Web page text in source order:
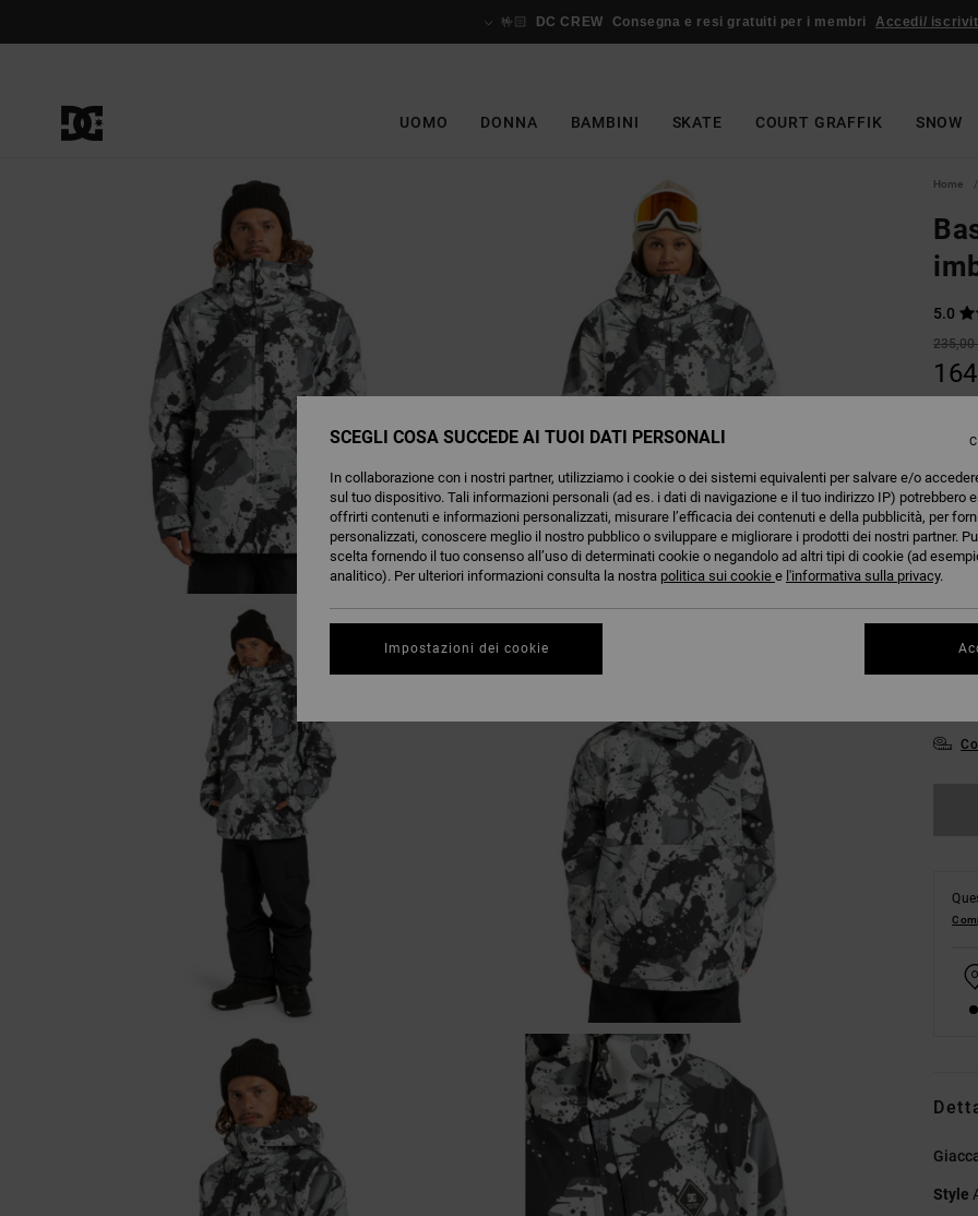
🤟🏻 DC CREW Consegna e resi gratuiti per i membri Accedi/
UOMO DONNA BAMBINI SKATE COURT GRAFFIK SNOW
Home
5.0
235,00
Colori
Style
SCEGLI COSA SUCCEDE AI TUOI DATI PERSONALI
In collaborazione con i nostri partner, utilizziamo i cookie o dei sistemi equivalenti per salvare e/o
sul tuo dispositivo. Tali informazioni personali (ad es. i dati di navigazione e il tuo indirizzo IP) potrebbero
offrirti contenuti e informazioni personalizzati, misurare l’efficacia dei contenuti e della pubblicità, per
personalizzati, conoscere meglio il nostro pubblico o sviluppare e migliorare i prodotti dei nostri partner.
scelta fornendo il tuo consenso all’uso di determinati cookie o negandolo ad altri tipi di cookie (ad
analitico). Per ulteriori informazioni consulta la nostra politica sui cookie e l'informativa sulla privacy.
Impostazioni dei cookie